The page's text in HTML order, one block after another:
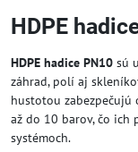
HDPE
HDPE hadice PN10 sú
záhrad, polí aj
hustotou
až do 10 barov, čo ich
systémoch.